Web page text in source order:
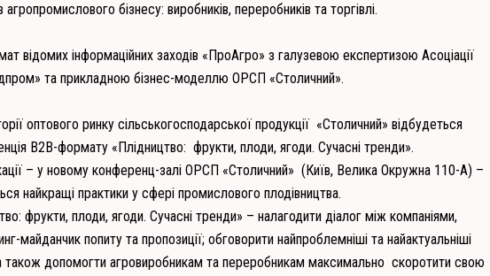
агропромислового бізнесу: виробників, переробників та торгівлі.
відомих інформаційних заходів «ПроАгро» з галузевою експертизою Асоціації
та прикладною бізнес-моделлю ОРСП «Столичний».
оптового ринку сільськогосподарської продукції «Столичний» відбудеться
B2B-формату «Плідництво: фрукти, плоди, ягоди. Сучасні тренди».
– у новому конференц-залі ОРСП «Столичний»(Київ, Велика Окружна 110-А) –
найкращі практики у сфері промислового плодівництва.
фрукти, плоди, ягоди. Сучасні тренди» – налагодити діалог між компаніями,
майданчик попиту та пропозиції; обговорити найпроблемніші та найактуальніші
а також допомогти агровиробникам та переробникам максимальноскоротити свою